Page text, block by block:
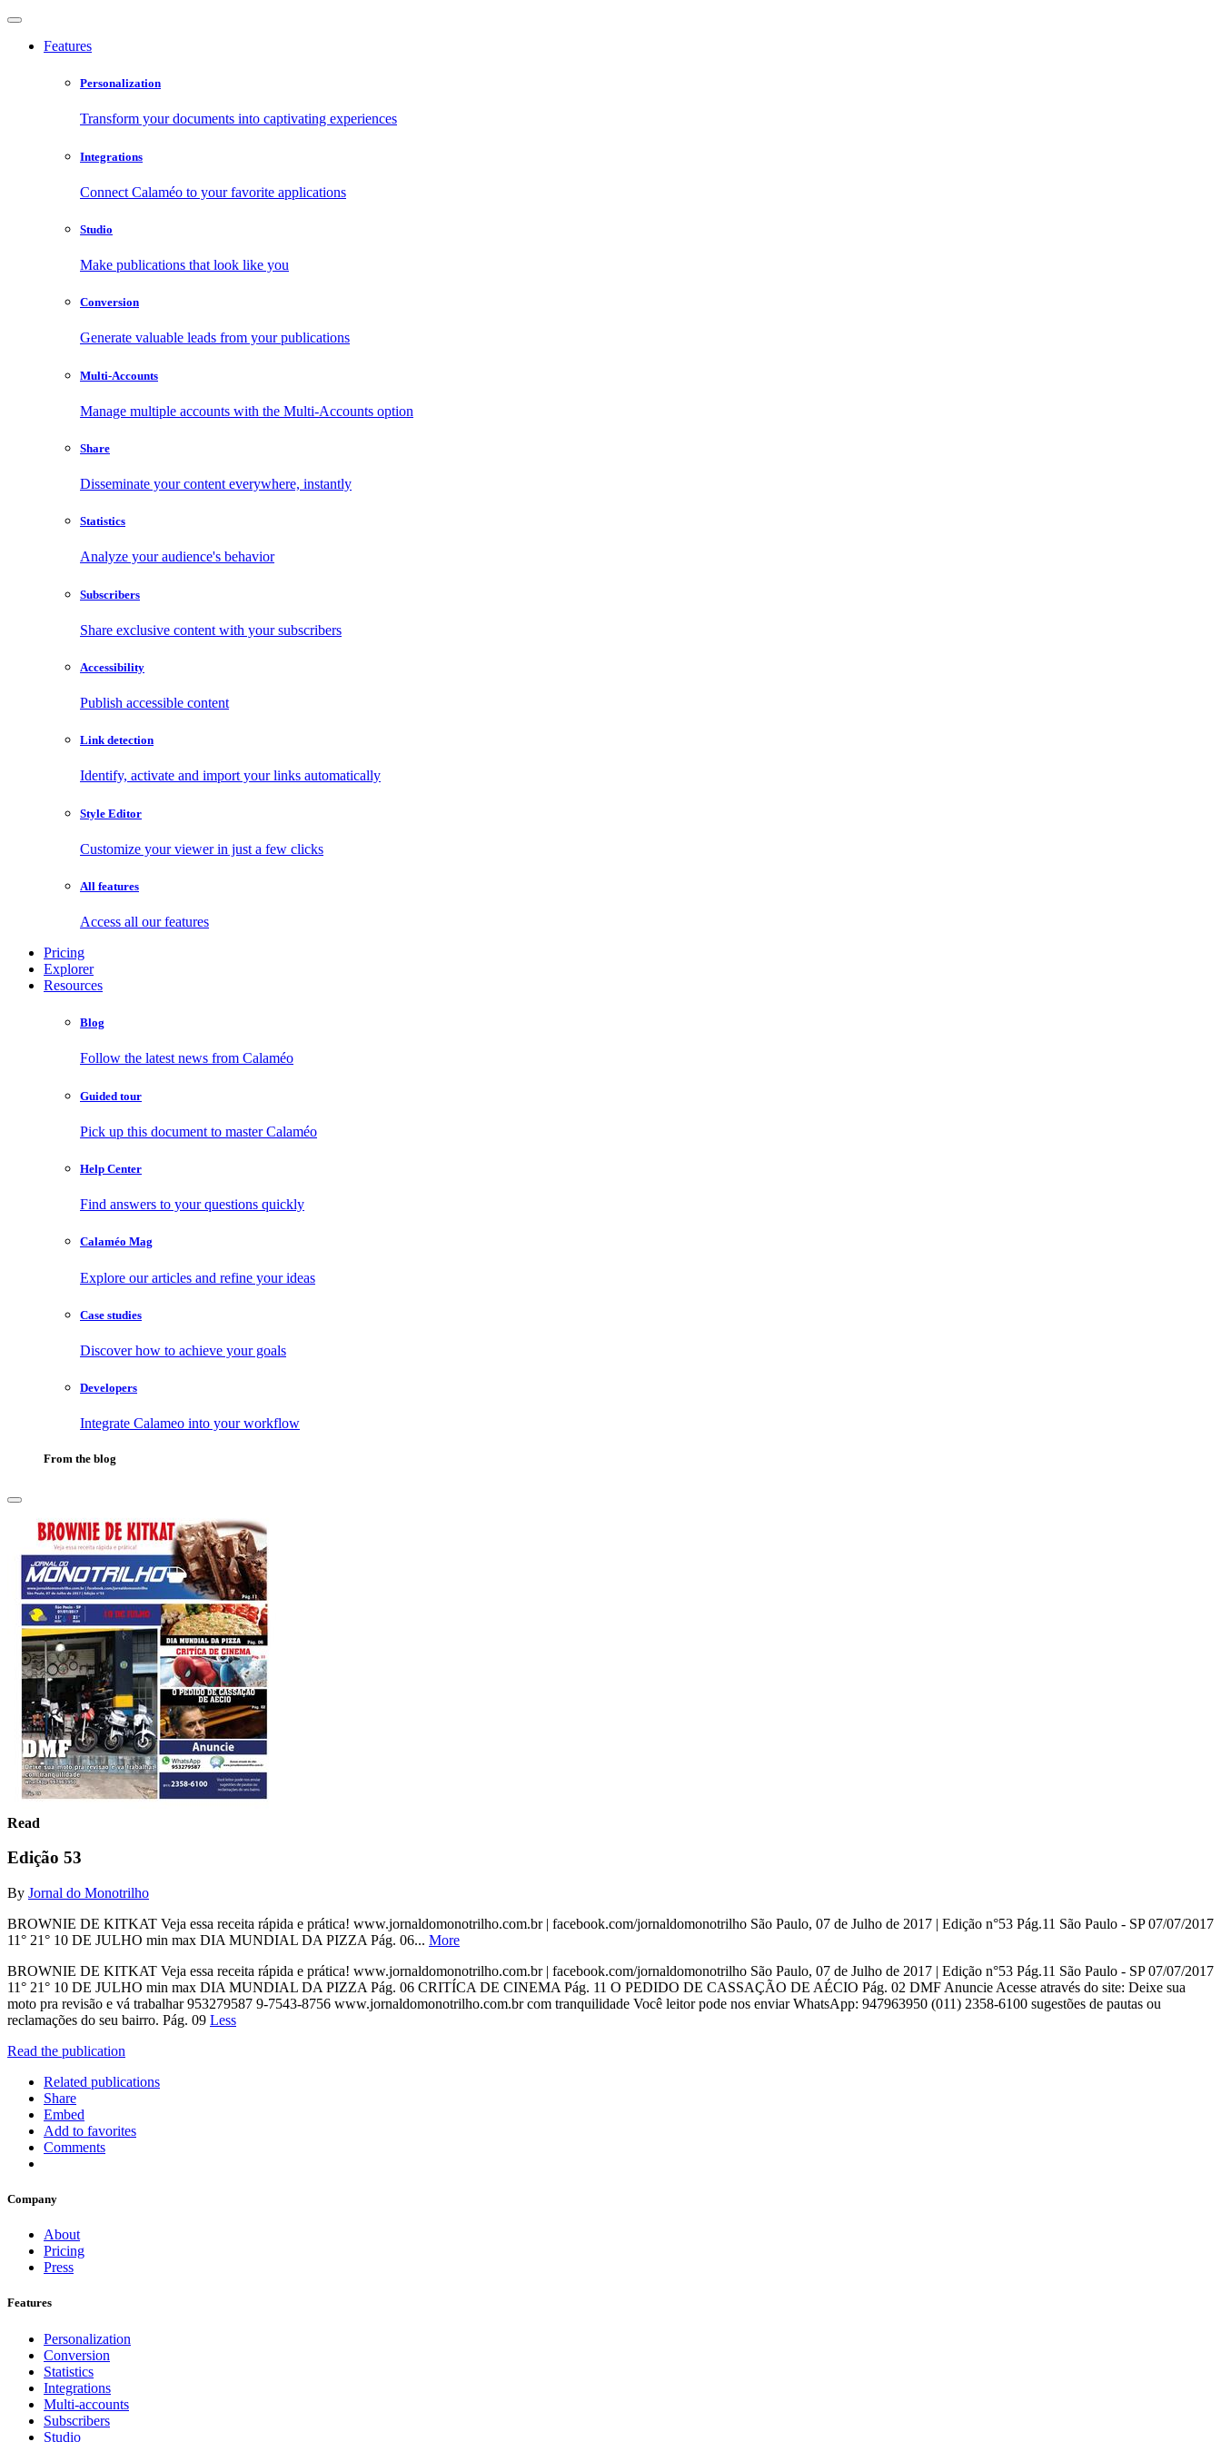
Features
Personalization
Transform your documents into captivating experiences
Integrations
Connect Calaméo to your favorite applications
Studio
Make publications that look like you
Conversion
Generate valuable leads from your publications
Multi-Accounts
Manage multiple accounts with the Multi-Accounts option
Share
Disseminate your content everywhere, instantly
Statistics
Analyze your audience's behavior
Subscribers
Share exclusive content with your subscribers
Accessibility
Publish accessible content
Link detection
Identify, activate and import your links automatically
Style Editor
Customize your viewer in just a few clicks
All features
Access all our features
Pricing
Explorer
Resources
Blog
Follow the latest news from Calaméo
Guided tour
Pick up this document to master Calaméo
Help Center
Find answers to your questions quickly
Calaméo Mag
Explore our articles and refine your ideas
Case studies
Discover how to achieve your goals
Developers
Integrate Calameo into your workflow
From the blog
Read
Edição 53
By Jornal do Monotrilho
BROWNIE DE KITKAT Veja essa receita rápida e prática! www.jornaldomonotrilho.com.br | facebook.com/jornaldomonotrilho São Paulo, 07 de Julho de 2017 | Edição n°53 Pág.11 São Paulo - SP 07/07/2017
11° 21° 10 DE JULHO min max DIA MUNDIAL DA PIZZA Pág. 06... More
BROWNIE DE KITKAT Veja essa receita rápida e prática! www.jornaldomonotrilho.com.br | facebook.com/jornaldomonotrilho São Paulo, 07 de Julho de 2017 | Edição n°53 Pág.11 São Paulo - SP 07/07/2017
11° 21° 10 DE JULHO min max DIA MUNDIAL DA PIZZA Pág. 06 CRITÍCA DE CINEMA Pág. 11 O PEDIDO DE CASSAÇÃO DE AÉCIO Pág. 02 DMF Anuncie Acesse através do site: Deixe sua
moto pra revisão e vá trabalhar 953279587 9-7543-8756 www.jornaldomonotrilho.com.br com tranquilidade Você leitor pode nos enviar WhatsApp: 947963950 (011) 2358-6100 sugestões de pautas ou
reclamações do seu bairro. Pág. 09 Less
Read the publication
Related publications
Share
Embed
Add to favorites
Comments
Company
About
Pricing
Press
Features
Personalization
Conversion
Statistics
Integrations
Multi-accounts
Subscribers
Studio